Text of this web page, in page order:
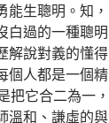
能生聰明。知
白過的一種聰
解說對義的懂
個人都是一個
把它合二為一
溫和、謙虛的